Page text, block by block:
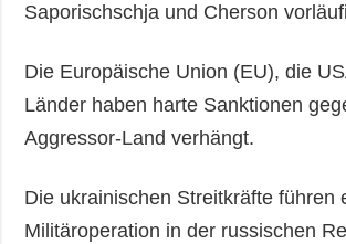
Saporischschja und Cherson
Die Europäische Union (EU), die
Länder haben harte Sanktionen
Aggressor-Land verhängt.
Die ukrainischen Streitkräfte führen
Militäroperation in der russischen